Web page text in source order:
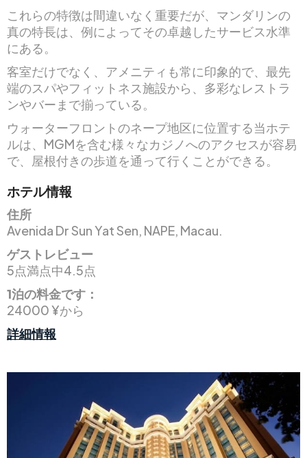
これらの特徴は間違いなく重要だが、マンダリンの
真の特長は、例によってその卓越したサービス水準
にある。
客室だけでなく、アメニティも常に印象的で、最先
端のスパやフィットネス施設から、多彩なレストラ
ンやバーまで揃っている。
ウォーターフロントのネープ地区に位置する当ホテ
ルは、MGMを含む様々なカジノへのアクセスが容易
で、屋根付きの歩道を通って行くことができる。
ホテル情報
住所
Avenida Dr Sun Yat Sen, NAPE, Macau.
ゲストレビュー
5点満点中4.5点
1泊の料金です：
24000 ¥から
詳細情報